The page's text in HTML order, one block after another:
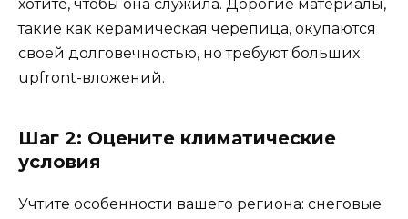
хотите, чтобы она служила. Дорогие материалы,
такие как керамическая черепица, окупаются
своей долговечностью, но требуют больших
upfront-вложений.
Шаг 2: Оцените климатические
условия
Учтите особенности вашего региона: снеговые